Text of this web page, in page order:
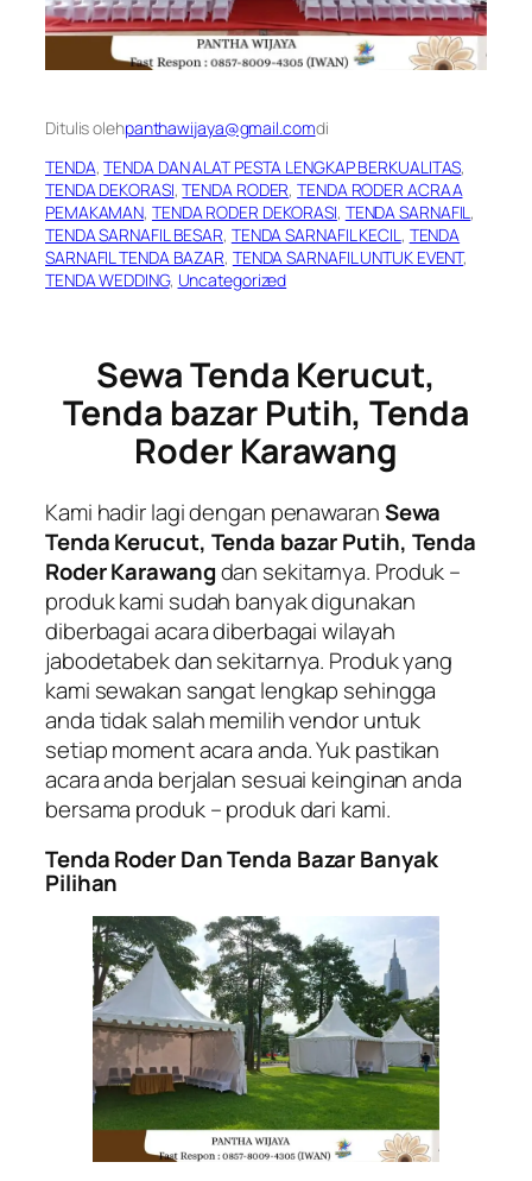
Ditulis olehpanthawijaya@gmail.comdi
TENDA, TENDA DAN ALAT PESTA LENGKAP BERKUALITAS
TENDA DEKORASI, TENDA RODER, TENDA RODER ACRAA
PEMAKAMAN, TENDA RODER DEKORASI, TENDA SARNAFIL
TENDA SARNAFIL BESAR, TENDA SARNAFIL KECIL , TENDA
SARNAFIL TENDA BAZAR, TENDA SARNAFIL UNTUK EVENT
TENDA WEDDING, Uncategorized
Sewa Tenda Kerucut,
Tenda bazar Putih, Tenda
Roder Karawang
Kami hadir lagi dengan penawaranSewa
Tenda Kerucut, Tenda bazar Putih, Tenda
Roder Karawangdan sekitarnya. Produk –
produk kami sudah banyak digunakan
diberbagai acara diberbagai wilayah
jabodetabek dan sekitarnya. Produk yang
kami sewakan sangat lengkap sehingga
anda tidak salah memilih vendor untuk
setiap moment acara anda. Yuk pastikan
acara anda berjalan sesuai keinginan anda
bersama produk – produk dari kami.
Tenda Roder Dan Tenda Bazar Banyak
Pilihan